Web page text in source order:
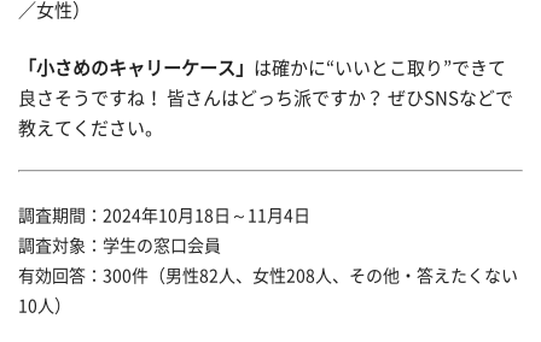
／女性）
「小さめのキャリーケース」 は確かに“いいとこ取り”できて
良さそうですね！ 皆さんはどっち派ですか？ ぜひSNSなどで
教えてください。
調査期間：2024年10月18日～11月4日
調査対象：学生の窓口会員
有効回答：300件（男性82人、女性208人、その他・答えたくない
10人）